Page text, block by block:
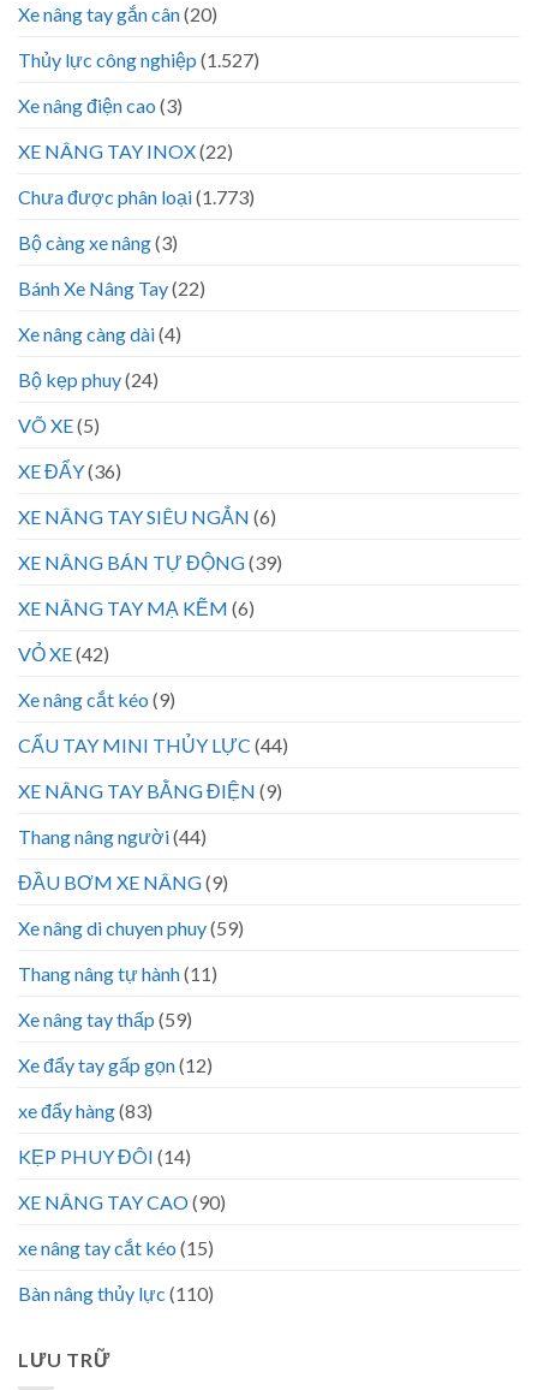
Xe nâng tay gắn cân(20)
Thủy lực công nghiệp (1.527)
Xe nâng điện cao (3)
XE NÂNG TAY INOX(22)
Chưa được phân loại(1.773)
Bộ càng xe nâng(3)
Bánh Xe Nâng Tay(22)
Xe nâng càng dài(4)
Bộ kẹp phuy(24)
VÕ XE(5)
XE ĐẨY(36)
XE NÂNG TAY SIÊU NGẮN (6)
XE NÂNG BÁN TỰ ĐỘNG(39)
XE NÂNG TAY MẠ KẼM (6)
VỎ XE(42)
Xe nâng cắt kéo (9)
CẨU TAY MINI THỦY LỰC (44)
XE NÂNG TAY BẰNG ĐIỆN (9)
Thang nâng người(44)
ĐẦU BƠM XE NÂNG(9)
Xe nâng di chuyen phuy(59)
Thang nâng tự hành(11)
Xe nâng tay thấp (59)
Xe đẩy tay gấp gọn(12)
xe đẩy hàng(83)
KẸP PHUY ĐÔI (14)
XE NÂNG TAY CAO(90)
xe nâng tay cắt kéo (15)
Bàn nâng thủy lực (110)
LƯU TRỮ